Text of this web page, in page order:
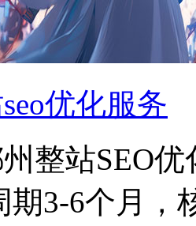
优化服务
整站SEO
期3-6个月